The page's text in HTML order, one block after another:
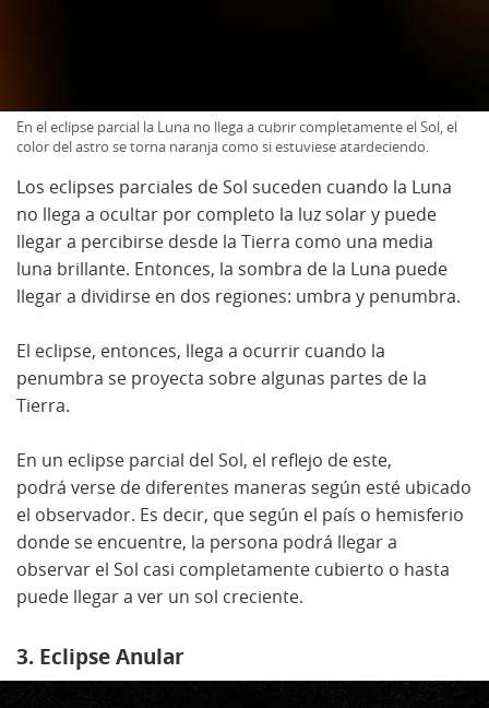
En el eclipse parcial la Luna no llega a cubrir completamente el Sol, el
color del astro se torna naranja como si estuviese atardeciendo.
Los eclipses parciales de Sol suceden cuando la Luna
no llega a ocultar por completo la luz solar y puede
llegar a percibirse desde la Tierra como una media
luna brillante. Entonces, la sombra de la Luna puede
llegar a dividirse en dos regiones: umbra y penumbra.
El eclipse, entonces, llega a ocurrir cuando la
penumbra se proyecta sobre algunas partes de la
Tierra.
En un eclipse parcial del Sol, el reflejo de este,
podrá verse de diferentes maneras según esté ubicado
el observador. Es decir, que según el país o hemisferio
donde se encuentre, la persona podrá llegar a
observar el Sol casi completamente cubierto o hasta
puede llegar a ver un sol creciente.
3. Eclipse Anular